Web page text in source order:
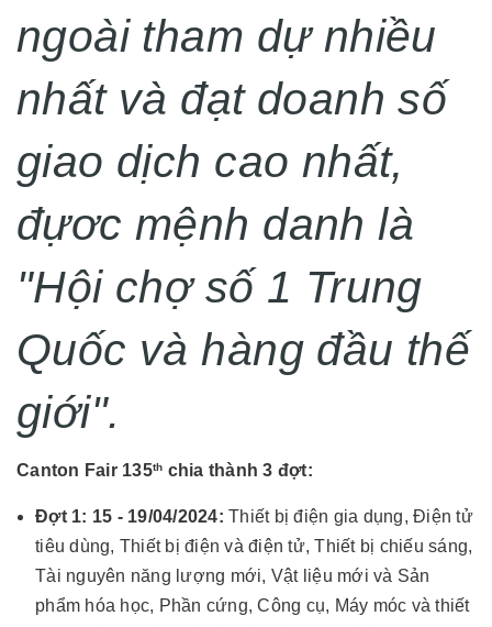
ngoài tham dự nhiều
nhất và đạt doanh số
giao dịch cao nhất,
đựơc mệnh danh là
"Hội chợ số 1 Trung
Quốc và hàng đầu thế
giới".
Canton Fair 135th chia thành 3 đợt:
Đợt 1: 15 - 19/04/2024: Thiết bị điện gia dụng, Điện tử
tiêu dùng, Thiết bị điện và điện tử, Thiết bị chiếu sáng,
Tài nguyên năng lượng mới, Vật liệu mới và Sản
phẩm hóa học, Phần cứng, Công cụ, Máy móc và thiết